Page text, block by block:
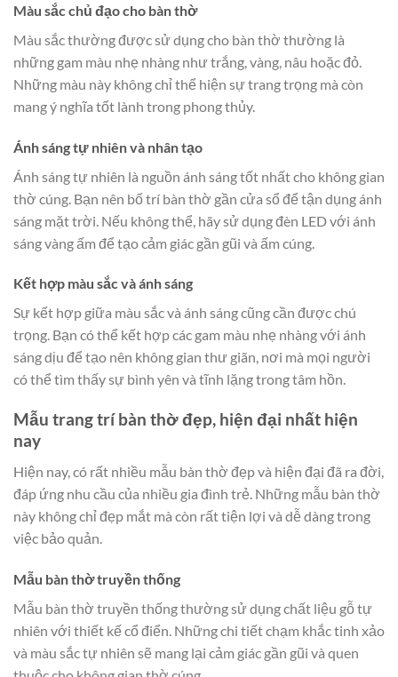
Màu sắc chủ đạo cho bàn thờ
Màu sắc thường được sử dụng cho bàn thờ thường là
những gam màu nhẹ nhàng như trắng, vàng, nâu hoặc đỏ.
Những màu này không chỉ thể hiện sự trang trọng mà còn
mang ý nghĩa tốt lành trong phong thủy.
Ánh sáng tự nhiên và nhân tạo
Ánh sáng tự nhiên là nguồn ánh sáng tốt nhất cho không gian
thờ cúng. Bạn nên bố trí bàn thờ gần cửa sổ để tận dụng ánh
sáng mặt trời. Nếu không thể, hãy sử dụng đèn LED với ánh
sáng vàng ấm để tạo cảm giác gần gũi và ấm cúng.
Kết hợp màu sắc và ánh sáng
Sự kết hợp giữa màu sắc và ánh sáng cũng cần được chú
trọng. Bạn có thể kết hợp các gam màu nhẹ nhàng với ánh
sáng dịu để tạo nên không gian thư giãn, nơi mà mọi người
có thể tìm thấy sự bình yên và tĩnh lặng trong tâm hồn.
Mẫu trang trí bàn thờ đẹp, hiện đại nhất hiện
nay
Hiện nay, có rất nhiều mẫu bàn thờ đẹp và hiện đại đã ra đời,
đáp ứng nhu cầu của nhiều gia đình trẻ. Những mẫu bàn thờ
này không chỉ đẹp mắt mà còn rất tiện lợi và dễ dàng trong
việc bảo quản.
Mẫu bàn thờ truyền thống
Mẫu bàn thờ truyền thống thường sử dụng chất liệu gỗ tự
nhiên với thiết kế cổ điển. Những chi tiết chạm khắc tinh xảo
và màu sắc tự nhiên sẽ mang lại cảm giác gần gũi và quen